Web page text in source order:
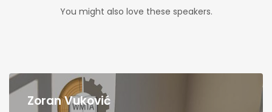
You might also love these speakers.
Zoran Vuković